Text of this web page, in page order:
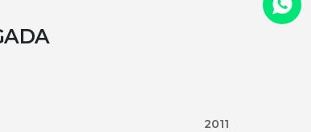
2011